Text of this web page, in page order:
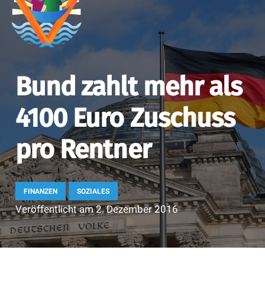
Bund zahlt mehr als
4100 Euro Zuschuss
pro Rentner
FINANZEN SOZIALES
Veröffentlicht am2. Dezember 2016